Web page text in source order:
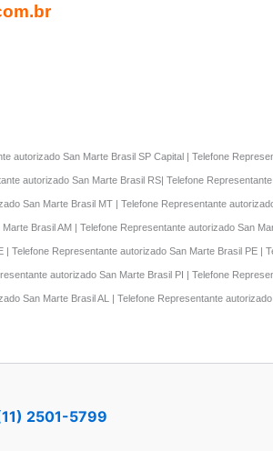
autorizado San Marte Brasil SP Capital | Telefone
autorizado San Marte Brasil RS| Telefone
San Marte Brasil MT | Telefone Representante
Brasil AM | Telefone Representante autorizado San
| Telefone Representante autorizado San Marte Brasil PE
autorizado San Marte Brasil PI | Telefone
San Marte Brasil AL | Telefone Representante
2501-5799